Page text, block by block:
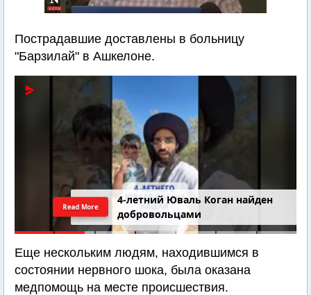
Пострадавшие доставлены в больницу
"Барзилай" в Ашкелоне.
4-летний Юваль Коган найден
добровольцами
Read More
Еще нескольким людям, находившимся в
состоянии нервного шока, была оказана
медпомощь на месте происшествия.